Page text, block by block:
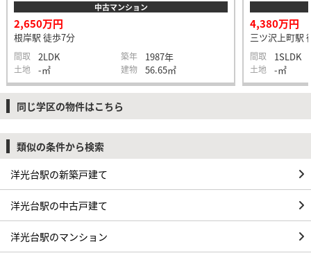
中古マンション
2,650万円
根岸駅 徒歩7分
間取 2LDK 築年 1987年
土地 -㎡ 建物 56.65㎡
4,380万円
三ツ沢上町駅
間取 1SLDK
土地 -㎡
同じ学区の物件はこちら
類似の条件から検索
洋光台駅の新築戸建て
洋光台駅の中古戸建て
洋光台駅のマンション